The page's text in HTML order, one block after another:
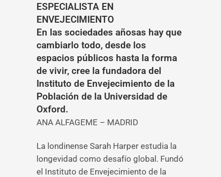
ESPECIALISTA EN
ENVEJECIMIENTO
En las sociedades añosas hay que
cambiarlo todo, desde los
espacios públicos hasta la forma
de vivir, cree la fundadora del
Instituto de Envejecimiento de la
Población de la Universidad de
Oxford.
ANA ALFAGEME – MADRID
La londinense Sarah Harper estudia la
longevidad como desafío global. Fundó
el Instituto de Envejecimiento de la